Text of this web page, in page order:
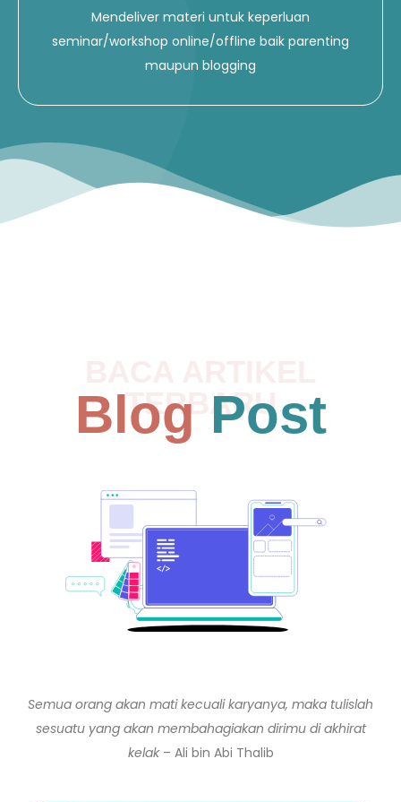
Mendeliver materi untuk keperluan
seminar/workshop online/offline baik parenting
maupun blogging
TERBARU
Blog Post
Semua orang akan mati kecuali karyanya, maka tulislah
sesuatu yang akan membahagiakan dirimu di akhirat
kelak– Ali bin Abi Thalib